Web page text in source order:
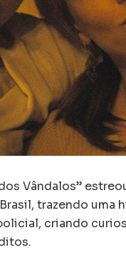
Vândalos”
trazendo uma
criando